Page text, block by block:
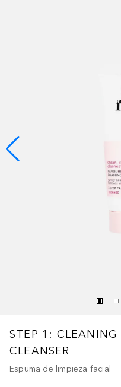
STEP 1: CLEANING
CLEANSER
Espuma de limpieza facial